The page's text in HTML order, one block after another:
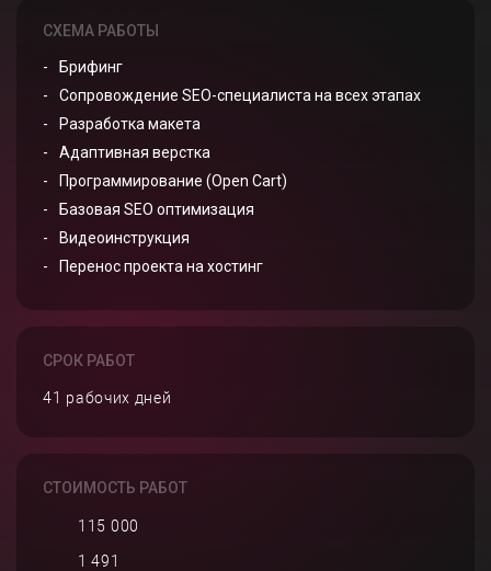
СХЕМА РАБОТЫ
Брифинг
Сопровождение SEO-специалиста на всех этапах
Разработка макета
Адаптивная верстка
Программирование (Open Cart)
Базовая SEO оптимизация
Видеоинструкция
Перенос проекта на хостинг
СРОК РАБОТ
41 рабочих дней
СТОИМОСТЬ РАБОТ
115 000
1 491